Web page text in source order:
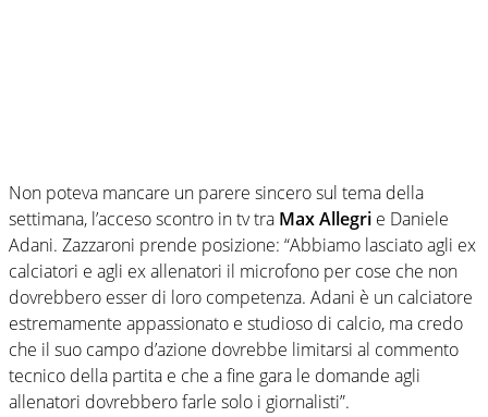
Non poteva mancare un parere sincero sul tema della
settimana, l’acceso scontro in tv tra Max Allegri e Daniele
Adani. Zazzaroni prende posizione: “Abbiamo lasciato agli ex
calciatori e agli ex allenatori il microfono per cose che non
dovrebbero esser di loro competenza. Adani è un calciatore
estremamente appassionato e studioso di calcio, ma credo
che il suo campo d’azione dovrebbe limitarsi al commento
tecnico della partita e che a fine gara le domande agli
allenatori dovrebbero farle solo i giornalisti”.